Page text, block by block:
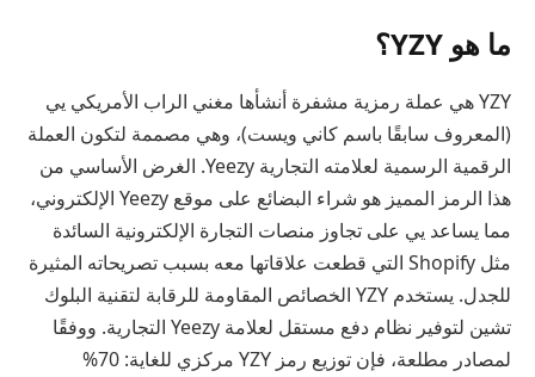
ما هو YZY؟
YZY هي عملة رمزية مشفرة أنشأها مغني الراب الأمريكي يي
(المعروف سابقًا باسم كاني ويست)، وهي مصممة لتكون العملة
الرقمية الرسمية لعلامته التجارية Yeezy. الغرض الأساسي من
هذا الرمز المميز هو شراء البضائع على موقع Yeezy الإلكتروني،
مما يساعد يي على تجاوز منصات التجارة الإلكترونية السائدة
مثل Shopify التي قطعت علاقاتها معه بسبب تصريحاته المثيرة
للجدل. يستخدم YZY الخصائص المقاومة للرقابة لتقنية البلوك
تشين لتوفير نظام دفع مستقل لعلامة Yeezy التجارية. ووفقًا
لمصادر مطلعة، فإن توزيع رمز YZY مركزي للغاية: 70%